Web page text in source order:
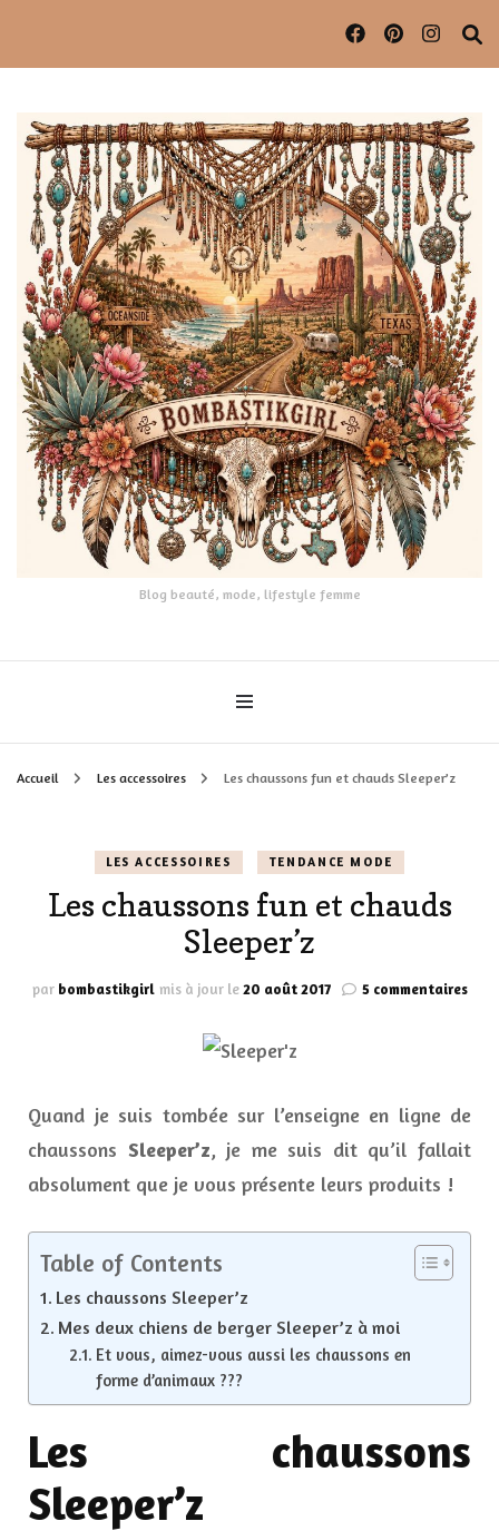
Blog beauté, mode, lifestyle femme
Accueil Les accessoires Les chaussons fun et chauds Sleeper’z
LES ACCESSOIRES TENDANCE MODE
Les chaussons fun et chauds
Sleeper’z
par bombastikgirl mis à jour le20 août 2017 5 commentairessur
Quand je suis tombée sur l’enseigne en ligne de
chaussons Sleeper’z, je me suis dit qu’il fallait
absolument que je vous présente leurs produits !
Table of Contents
Les chaussons Sleeper’z
Mes deux chiens de berger Sleeper’z à moi
Et vous, aimez-vous aussi les chaussons en
forme d’animaux ???
Les chaussons
Sleeper’z